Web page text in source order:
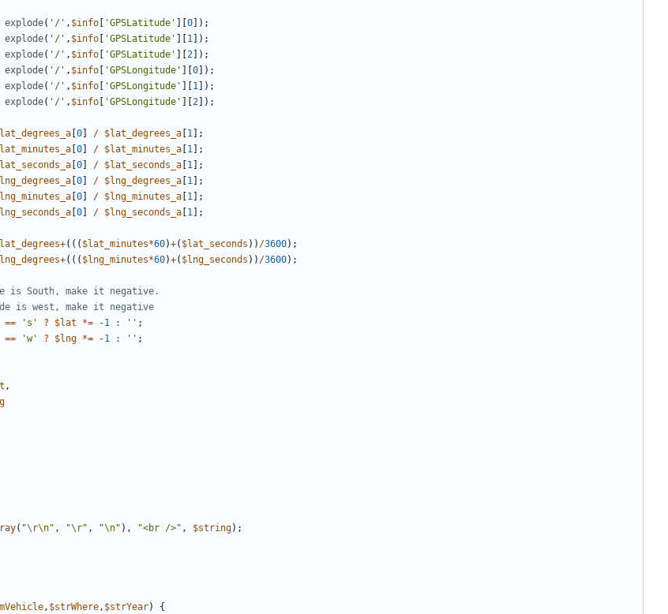
explode( '/' , $info 'GPSLatitude' 0 ]);
explode( '/' , $info 'GPSLatitude' 1 ]);
explode( '/' , $info 'GPSLatitude' 2 ]);
explode( '/' , $info 'GPSLongitude' 0 ]);
explode( '/' , $info 'GPSLongitude' 1 ]);
explode( '/' , $info 'GPSLongitude' 2 ]);
0 / $lat_degrees_a 1 ];
0 / $lat_minutes_a 1 ];
0 / $lat_seconds_a 1 ];
0 / $lng_degrees_a 1 ];
0 / $lng_minutes_a 1 ];
0 / $lng_seconds_a 1 ];
+((( $lat_minutes*60)+( $lat_seconds )) /3600);
+((( $lng_minutes*60)+( $lng_seconds )) /3600);
== 's' ? $lat *= -1 : '' ;
== 'w' ? $lng *= -1 : '' ;
,
( "\r\n" , "\r" , "\n" ), "<br />" , $string);
, $strWhere, $strYear)
{